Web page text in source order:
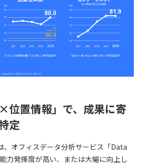
×位置情報」で、成果に寄
定
、オフィスデータ分析サービス「Data
力発揮度が高い、または大幅に向上し